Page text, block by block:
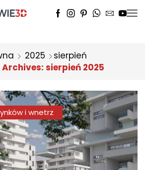
2025
sierpień
sierpień 2025
i wnetrz